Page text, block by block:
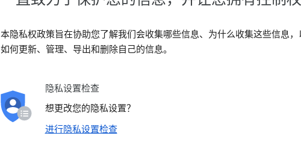
本隐私权政策旨在协助您了解我们会收集哪些信息、为什么收集这些信息，
如何更新、管理、导出和删除自己的信息。
隐私设置检查
想更改您的隐私设置？
进行隐私设置检查